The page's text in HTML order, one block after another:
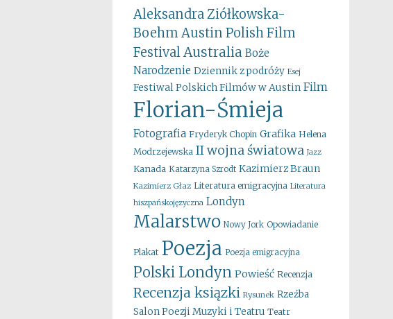
Aleksandra Ziółkowska-
Boehm Austin Polish Film
FestivalAustralia Boże
Narodzenie Dziennik z podróży Esej
Festiwal Polskich Filmów w Austin Film
Florian-Śmieja
Fotografia Fryderyk Chopin Grafika Helena
Modrzejewska II wojna światowa Jazz
Kanada Katarzyna Szrodt Kazimierz Braun
Kazimierz Głaz Literatura emigracyjna Literatura
hiszpańskojęzyczna Londyn
Malarstwo Nowy Jork Opowiadanie
Plakat Poezja Poezja emigracyjna
Polski Londyn Powieść Recenzja
Recenzja ksiązki Rysunek Rzeźba
Salon Poezji Muzyki i Teatru Teatr